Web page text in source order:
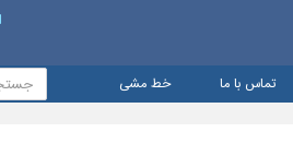
تماس با ما خط مشی